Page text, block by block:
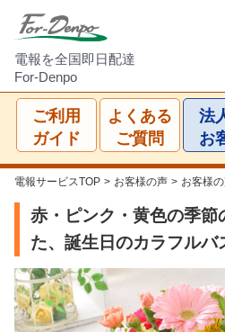
電報を全国即日配達
For-Denpo
ご利用
ガイド
よくある
ご質問
法
お
電報サービスTOP > お客様の声 > お客様
赤・ピンク・黄色の季節
た、誕生日のカラフルバ